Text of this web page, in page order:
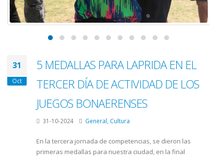
31
Oct
5 MEDALLAS PARA LAPRIDA EN EL
TERCER DÍA DE ACTIVIDAD DE LOS
JUEGOS BONAERENSES
31-10-2024 General Cultura
En la tercera jornada de competencias, se dieron las
primeras medallas para nuestra ciudad, en la final